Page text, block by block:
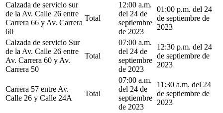
Calzada de servicio sur
de la Av. Calle 26 entre
Carrera 66 y Av. Carrera
60
Total
12:00 a.m.
del 24 de
septiembre
de 2023
01:00 p.m. del 24
de septiembre de
2023
Calzada de servicio Sur
de la Av. Calle 26 entre
Av. Carrera 60 y Av.
Carrera 50
Total
07:00 a.m.
del 24 de
septiembre
de 2023
12:30 p.m. del 24
de septiembre de
2023
Carrera 57 entre Av.
Calle 26 y Calle 24A
Total
07:00 a.m.
del 24 de
septiembre
de 2023
11:30 a.m. del 24
de septiembre de
2023